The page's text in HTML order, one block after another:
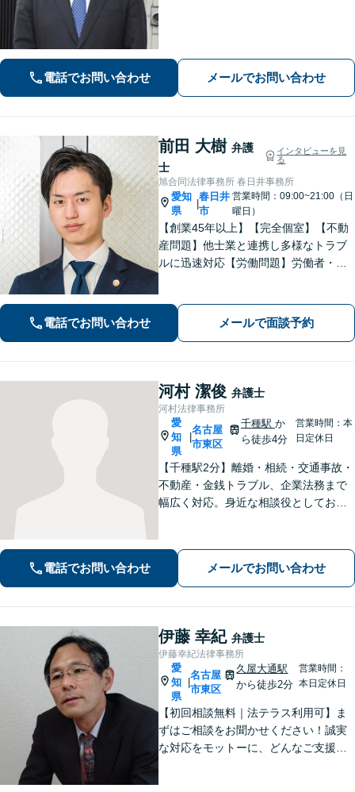
電話でお問い合わせ メールでお問い合わせ
前田 大樹 弁護
士
インタビューを見
る
旭合同法律事務所 春日井事務所
愛知
県
春日井
市
営業時間：09:00~21:00（日
曜日）
【創業45年以上】【完全個室】【不動
産問題】他士業と連携し多様なトラブ
ルに迅速対応【労働問題】労働者・使
日・夜間面談可】【電話・ビデオ面談
電話でお問い合わせ メールで面談予約
河村 潔俊 弁護士
河村法律事務所
愛
知
県
名古屋
市東区
千種駅 か
ら徒歩4分
営業時間：本
日定休日
【千種駅2分】離婚・相続・交通事故・
不動産・金銭トラブル、企業法務まで
幅広く対応。身近な相談役としてお悩
め、まずは気軽にご相談ください。
【土日祝対応可、夜間対応可】【オン
ライン対応可】
電話でお問い合わせ メールでお問い合わせ
伊藤 幸紀 弁護士
伊藤幸紀法律事務所
愛
知
県
|
名古屋
市東区
久屋大通駅
から徒歩2分
営業時間：
本日定休日
【初回相談無料｜法テラス利用可】ま
ずはご相談をお聞かせください！誠実
な対応をモットーに、どんなご支援が